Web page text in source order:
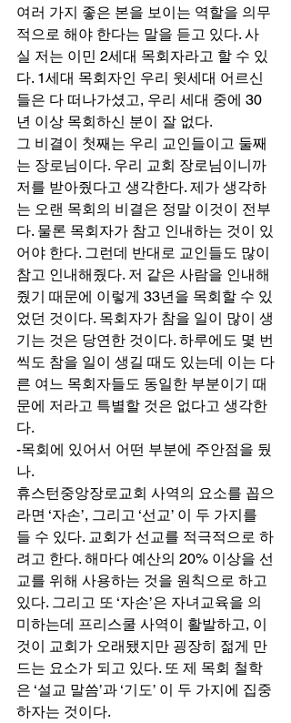
여러 가지 좋은 본을 보이는 역할을 의무
적으로 해야 한다는 말을 듣고 있다. 사
실 저는 이민 2세대 목회자라고 할 수 있
다. 1세대 목회자인 우리 윗세대 어르신
들은 다 떠나가셨고, 우리 세대 중에 30
년 이상 목회하신 분이 잘 없다.
그 비결이 첫째는 우리 교인들이고 둘째
는 장로님이다. 우리 교회 장로님이니까
저를 받아줬다고 생각한다. 제가 생각하
는 오랜 목회의 비결은 정말 이것이 전부
다. 물론 목회자가 참고 인내하는 것이 있
어야 한다. 그런데 반대로 교인들도 많이
참고 인내해줬다. 저 같은 사람을 인내해
줬기 때문에 이렇게 33년을 목회할 수 있
었던 것이다. 목회자가 참을 일이 많이 생
기는 것은 당연한 것이다. 하루에도 몇 번
씩도 참을 일이 생길 때도 있는데 이는 다
른 여느 목회자들도 동일한 부분이기 때
문에 저라고 특별할 것은 없다고 생각한
다.
-목회에 있어서 어떤 부분에 주안점을 뒀
나.
휴스턴중앙장로교회 사역의 요소를 꼽으
라면 ‘자손’, 그리고 ‘선교’ 이 두 가지를
들 수 있다. 교회가 선교를 적극적으로 하
려고 한다. 해마다 예산의 20% 이상을 선
교를 위해 사용하는 것을 원칙으로 하고
있다. 그리고 또 ‘자손’은 자녀교육을 의
미하는데 프리스쿨 사역이 활발하고, 이
것이 교회가 오래됐지만 굉장히 젊게 만
드는 요소가 되고 있다. 또 제 목회 철학
은 ‘설교 말씀’과 ‘기도’ 이 두 가지에 집중
하자는 것이다.